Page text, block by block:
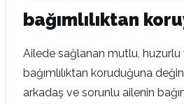
bağımlılıktan
Ailede sağlanan mutlu, huzurlu
bağımlılıktan koruduğuna
arkadaş ve sorunlu ailenin